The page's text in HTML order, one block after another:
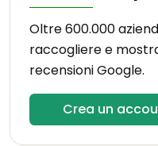
Oltre 600.000
raccogliere e
recensioni Google.
Crea un